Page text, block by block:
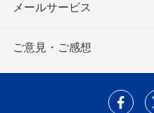
メールサービス
ご意見・ご感想